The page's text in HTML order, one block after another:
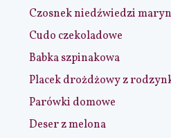
Czosnek niedźwiedzi
Cudo czekoladowe
Babka szpinakowa
Placek drożdżowy z
Parówki domowe
Deser z melona